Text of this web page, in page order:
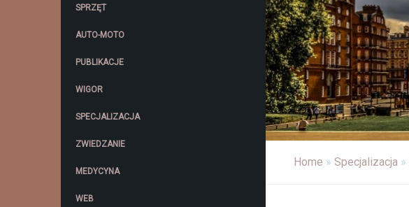
SPRZĘT
AUTO-MOTO
PUBLIKACJE
WIGOR
SPECJALIZACJA
ZWIEDZANIE
MEDYCYNA
WEB
Home » Specjalizacja»